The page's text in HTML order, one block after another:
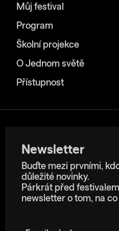
Můj festival
Program
Školní projekce
O Jednom světě
Přístupnost
Newsletter
Buďte mezi prvními,
důležité novinky.
Párkrát před
newsletter o tom, na